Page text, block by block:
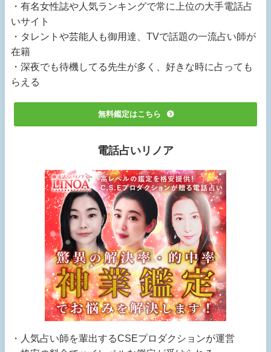
・有名女性誌や人気ランキングで常に上位の大手電話占
いサイト
・タレントや芸能人も御用達、TVで話題の一流占い師が
在籍
・深夜でも待機してる先生が多く、好きな時に占っても
らえる
無料鑑定はこちら
電話占いリノア
・人気占い師を輩出するCSEプロダクションが運営